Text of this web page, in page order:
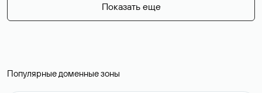
Показать еще
Популярные доменные зоны